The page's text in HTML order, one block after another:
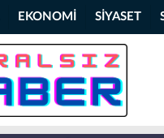
EKONOMİ SİYASET